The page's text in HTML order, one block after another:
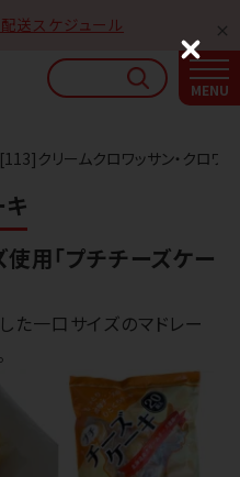
送スケジュール
[113]クリームクロワッサン・クロワ
用「プチチーズケー
た一口サイズのマドレー
C
l
o